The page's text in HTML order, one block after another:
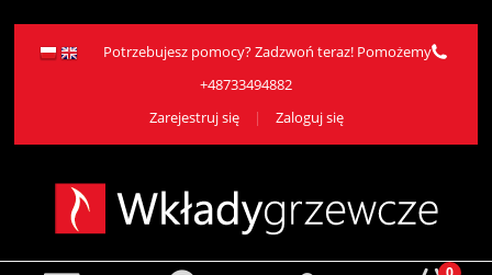
Potrzebujesz pomocy? Zadzwoń teraz! Pomożemy
+48733494882
Zarejestruj się
Zaloguj się